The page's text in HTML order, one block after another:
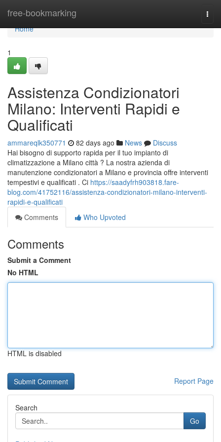
free-bookmarking
Home
Home
1
Assistenza Condizionatori
Milano: Interventi Rapidi e
Qualificati
ammareqlk350771 82 days ago News
Discuss
Hai bisogno di supporto rapida per il tuo impianto di
climatizzazione a Milano città ? La nostra azienda di
manutenzione condizionatori a Milano e provincia offre interventi
tempestivi e qualificati . Ci https://saadyfrh903818.fare-
blog.com/41752116/assistenza-condizionatori-milano-interventi-
rapidi-e-qualificati
Comments
Who Upvoted
Comments
Submit a Comment
No HTML
HTML is disabled
Report Page
Search
Go